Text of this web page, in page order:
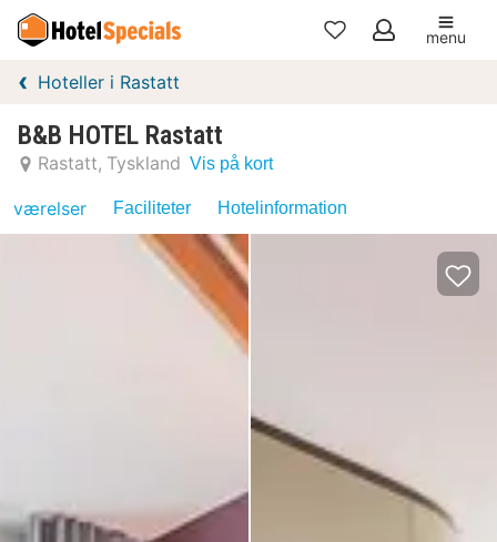
Mine
menu
Hoteller i Rastatt
B&B HOTEL Rastatt
Rastatt Tyskland Vis på kort
værelser Faciliteter Hotelinformation